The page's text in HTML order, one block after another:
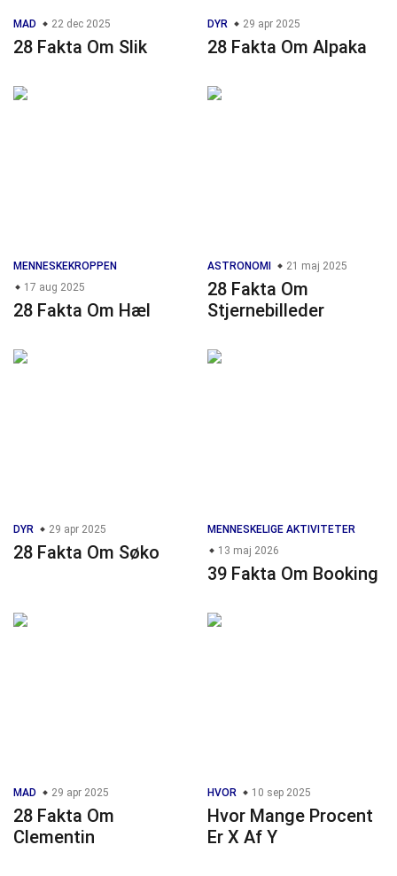
MAD 22 dec 2025
28 Fakta Om Slik
DYR 29 apr 2025
28 Fakta Om Alpaka
MENNESKEKROPPEN
17 aug 2025
28 Fakta Om Hæl
ASTRONOMI 21 maj 2025
28 Fakta Om
Stjernebilleder
DYR 29 apr 2025
28 Fakta Om Søko
MENNESKELIGE AKTIVITETER
13 maj 2026
39 Fakta Om Booking
MAD 29 apr 2025
28 Fakta Om
Clementin
HVOR 10 sep 2025
Hvor Mange Procent
Er X Af Y